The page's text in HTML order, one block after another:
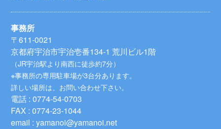
事務所
〒611-0021
京都府宇治市宇治壱番134-1 荒川ビル1階
（JR宇治駅より南西に徒歩約7分）
※事務所の専用駐車場が3台分あります。
詳しい場所は、お問い合わせ下さい。
電話 : 0774-54-0703
FAX : 0774-23-1044
email : yamanoi@yamanoi.net